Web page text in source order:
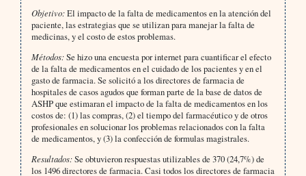
Objetivo:El impacto de la falta de medicamentos en la atención del
paciente, las estrategias que se utilizan para manejar la falta de
medicinas, y el costo de estos problemas.
Métodos:Se hizo una encuesta por internet para cuantificar el efecto
de la falta de medicamentos en el cuidado de los pacientes y en el
gasto de farmacia. Se solicitó a los directores de farmacia de
hospitales de casos agudos que forman parte de la base de datos de
ASHP que estimaran el impacto de la falta de medicamentos en los
costos de: (1) las compras, (2) el tiempo del farmacéutico y de otros
profesionales en solucionar los problemas relacionados con la falta
de medicamentos, y (3) la confección de formulas magistrales.
Resultados:Se obtuvieron respuestas utilizables de 370 (24,7%) de
los 1496 directores de farmacia. Casi todos los directores de farmacia